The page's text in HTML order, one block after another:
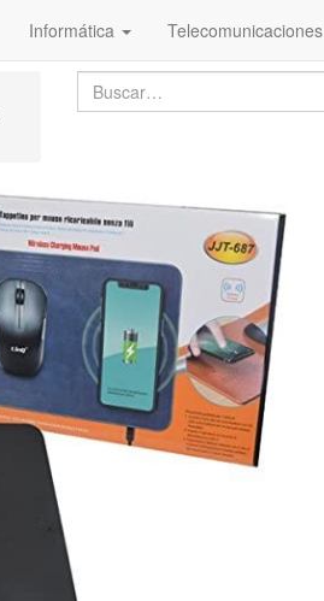
Informática Telecomunicaciones